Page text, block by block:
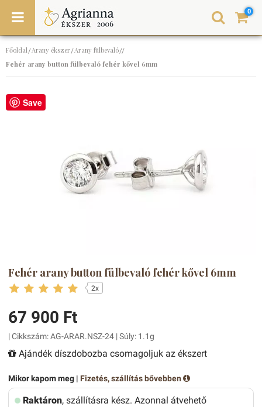
0
Főoldal/Arany ékszer/Arany fülbevaló//
Fehér arany button fülbevaló fehér kővel 6mm
Save
Fehér arany button fülbevaló fehér kővel 6mm
2x
67 900 Ft
| Cikkszám: AG-ARAR.NSZ-24 | Súly: 1.1g
Ajándék díszdobozba csomagoljuk az ékszert
Mikor kapom meg | Fizetés, szállítás bővebben
Raktáron, szállításra kész. Azonnal átvehető